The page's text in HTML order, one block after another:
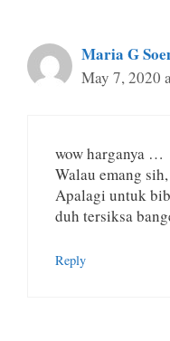
Maria G
May 7, 2020
wow harganya …
Walau emang
Apalagi untuk
duh tersiksa
Reply